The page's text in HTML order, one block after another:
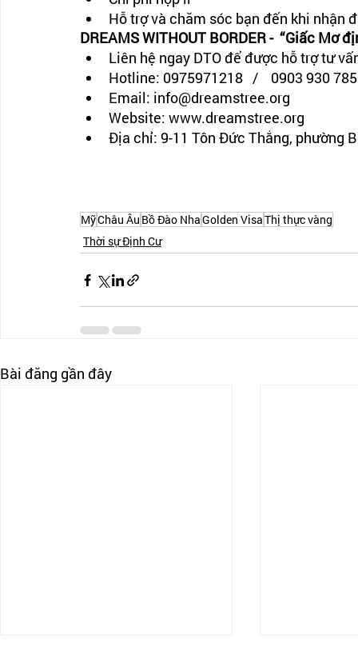
Hỗ trợ và chăm sóc bạn đến khi nhận
DREAMS WITHOUT BORDER -  “Giấc Mơ
Liên hệ ngay DTO để được hỗ trợ tư
Hotline: 0975971218   /    0903 930
Email: info@dreamstree.org
Website: www.dreamstree.org
Địa chỉ: 9-11 Tôn Đức Thắng, phường
MỹChâu Âu Bồ Đào NhaGolden VisaThị thực vàng
Thời sự Định Cư
Bài đăng gần đây